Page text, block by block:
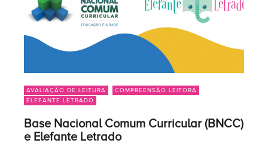
AVALIAÇÃO DE LEITURA
COMPREENSÃO LEITORA
ELEFANTE LETRADO
Base Nacional Comum Curricular (BNCC)
e Elefante Letrado